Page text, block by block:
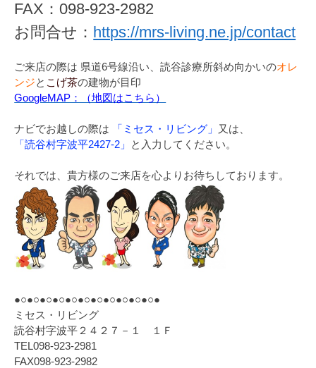
FAX：098-923-2982
お問合せ： https://mrs-living.ne.jp/contact
ご来店の際は 県道6号線沿い、読谷診療所斜め向かいのオレ
ンジと こげ茶の建物が目印
GoogleMAP：（地図はこちら）
ナビでお越しの際は 「ミセス・リビング」
又は、
「読谷村字波平2427-2」
と入力してください。
それでは、貴方様のご来店を心よりお待ちしております。
●○●○●○●○●○●○●○●○●○●○●○●
ミセス・リビング
読谷村字波平２４２７－１ １Ｆ
TEL098-923-2981
FAX098-923-2982